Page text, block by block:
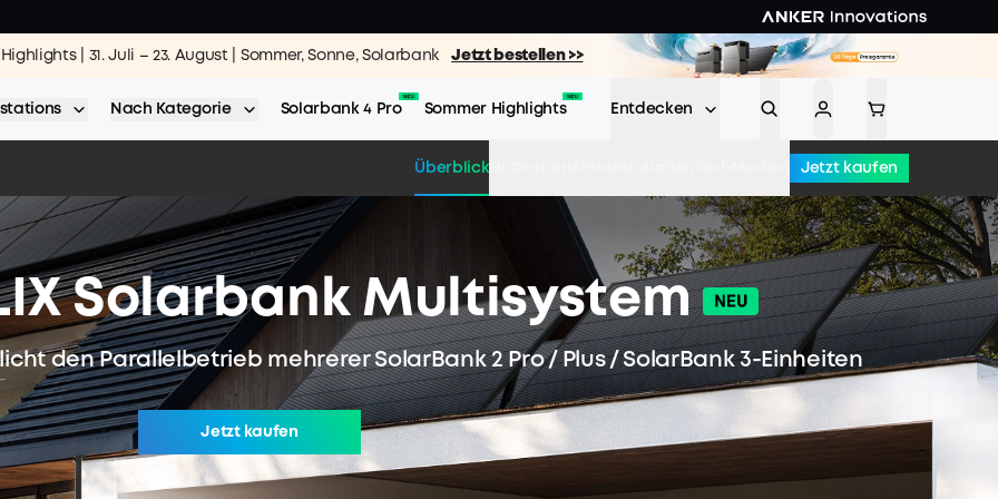
Highlights | 31. Juli – 23. August | Sommer, Sonne, SolarbankJetzt bestellen >>
Nach Kategorie Solarbank 4 Pro Sommer Highlights Entdecken
Überblick Jetzt kaufen
Solarbank Multisystem
den Parallelbetrieb mehrerer SolarBank 2 Pro / Plus / SolarBank 3-Einheiten
Jetzt kaufen